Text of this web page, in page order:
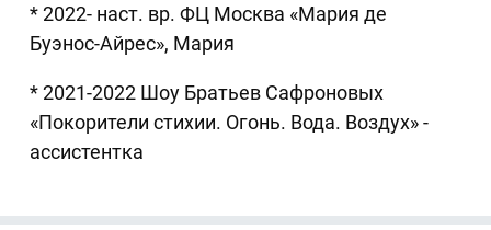
* 2022- наст. вр. ФЦ Москва «Мария де
Буэнос-Айрес», Мария
* 2021-2022 Шоу Братьев Сафроновых
«Покорители стихии. Огонь. Вода. Воздух» -
ассистентка